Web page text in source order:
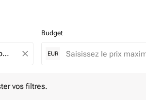
close
Budget
EUR
vos filtres.